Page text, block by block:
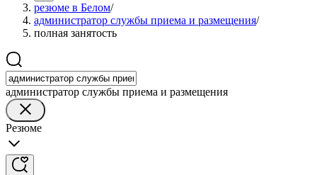
резюме в Белом/
администратор службы приема и размещения/
полная занятость
администратор службы приема и размещения
Резюме